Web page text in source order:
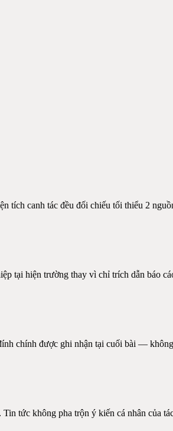
tích canh tác đều đối chiếu tối thiểu 2
tại hiện trường thay vì chỉ trích dẫn báo
chính được ghi nhận tại cuối bài —
tức không pha trộn ý kiến cá nhân của